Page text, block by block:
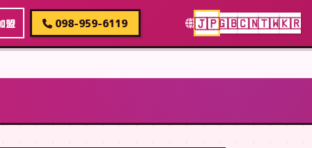
盟 098-959-6119 🇯🇵🇬🇧🇨🇳🇹🇼🇰🇷